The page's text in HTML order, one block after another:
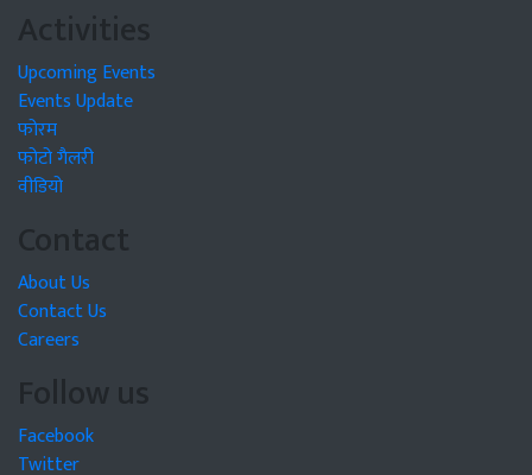
Activities
Upcoming Events
Events Update
फोरम
फोटो गैलरी
वीडियो
Contact
About Us
Contact Us
Careers
Follow us
Facebook
Twitter